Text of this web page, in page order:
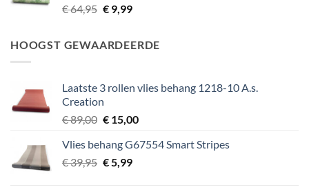
€64,95 Oorspronkelijke
€ 64,95.
€9,99Huidige
€ 9,99.
HOOGST GEWAARDEERDE
Laatste 3 rollen vlies behang 1218-10 A.s.
Creation
€89,00 Oorspronkelijke
was:
€ 89,00.
€15,00Huidige
is:
Vlies behang G67554 Smart Stripes
€39,95 Oorspronkelijke
€5,99Huidige